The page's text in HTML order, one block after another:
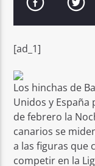
[ad_1]
Los hinchas de
Unidos y España
de febrero la
canarios se
a las figuras que
competir en la